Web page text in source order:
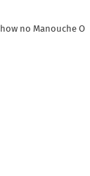
no Manouche O